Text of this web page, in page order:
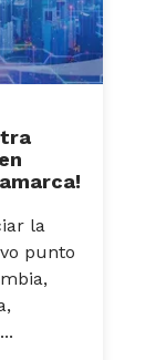
la
punto